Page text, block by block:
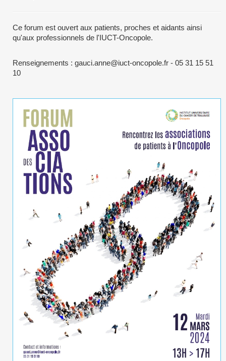
Ce forum est ouvert aux patients, proches et aidants ainsi
qu'aux professionnels de l'IUCT-Oncopole.
Renseignements : gauci.anne@iuct-oncopole.fr - 05 31 15 51
10